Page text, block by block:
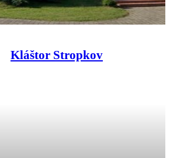
Kláštor Stropkov